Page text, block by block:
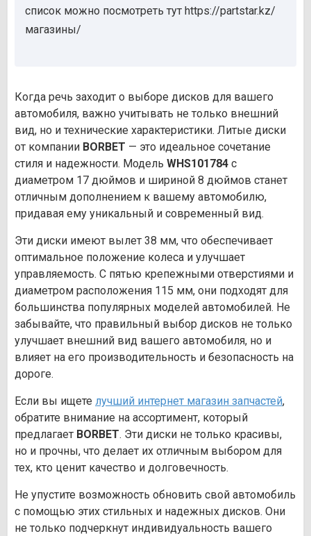
список можно посмотреть тут https://partstar.kz/
магазины/
Когда речь заходит о выборе дисков для вашего
автомобиля, важно учитывать не только внешний
вид, но и технические характеристики. Литые диски
от компании BORBET — это идеальное сочетание
стиля и надежности. Модель WHS101784 с
диаметром 17 дюймов и шириной 8 дюймов станет
отличным дополнением к вашему автомобилю,
придавая ему уникальный и современный вид.
Эти диски имеют вылет 38 мм, что обеспечивает
оптимальное положение колеса и улучшает
управляемость. С пятью крепежными отверстиями и
диаметром расположения 115 мм, они подходят для
большинства популярных моделей автомобилей. Не
забывайте, что правильный выбор дисков не только
улучшает внешний вид вашего автомобиля, но и
влияет на его производительность и безопасность на
дороге.
Если вы ищете лучший интернет магазин запчастей,
обратите внимание на ассортимент, который
предлагает BORBET. Эти диски не только красивы,
но и прочны, что делает их отличным выбором для
тех, кто ценит качество и долговечность.
Не упустите возможность обновить свой автомобиль
с помощью этих стильных и надежных дисков. Они
не только подчеркнут индивидуальность вашего